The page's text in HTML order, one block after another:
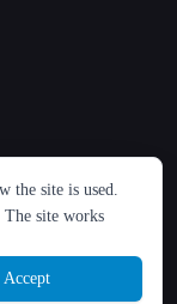
简体中文
Sign up
the site is used.
The site works
Accept